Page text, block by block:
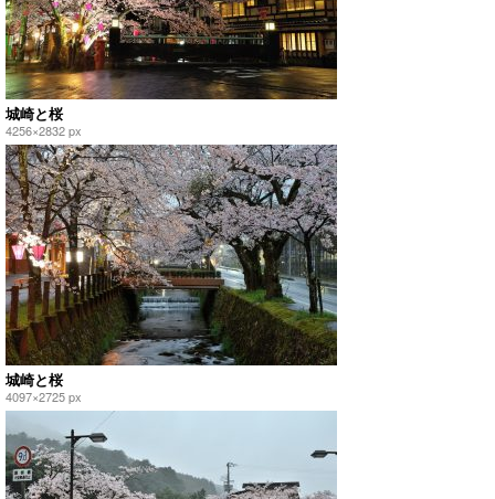
城崎と桜
4256×2832 px
城崎と桜
4097×2725 px